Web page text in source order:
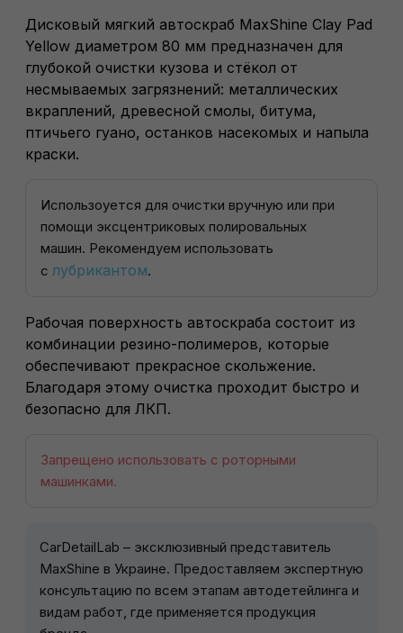
Дисковый мягкий автоскраб MaxShine Clay Pad
Yellow диаметром 80 мм предназначен для
глубокой очистки кузова и стёкол от
несмываемых загрязнений: металлических
вкраплений, древесной смолы, битума,
птичьего гуано, останков насекомых и напыла
краски.
Использоуется для очистки вручную или при
помощи эксцентриковых полировальных
машин. Рекомендуем использовать
с лубрикантом.
Рабочая поверхность автоскраба состоит из
комбинации резино-полимеров, которые
обеспечивают прекрасное скольжение.
Благодаря этому очистка проходит быстро и
безопасно для ЛКП.
Запрещено использовать с роторными
машинками.
CarDetailLab – эксклюзивный представитель
MaxShine в Украине. Предоставляем экспертную
консультацию по всем этапам автодетейлинга и
видам работ, где применяется продукция